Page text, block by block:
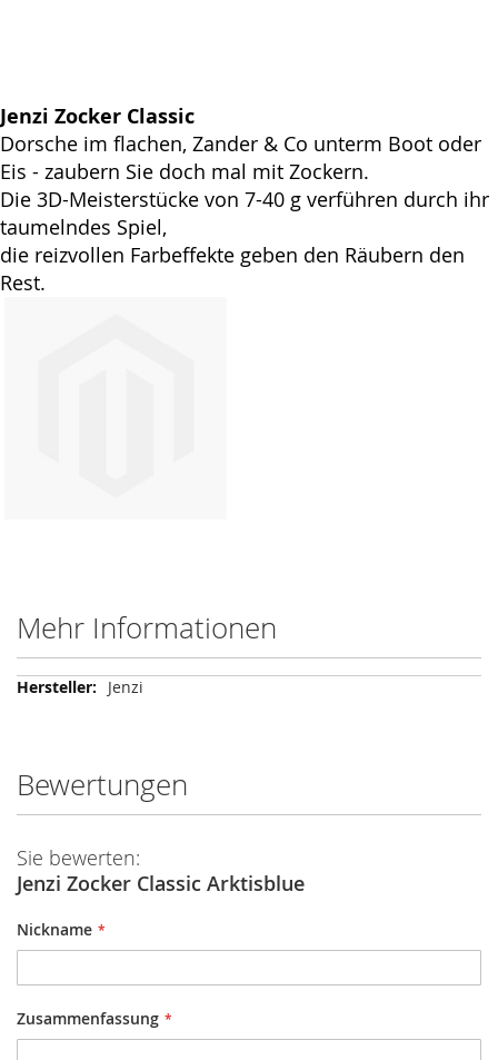
Jenzi Zocker Classic
Dorsche im flachen, Zander & Co unterm Boot oder
Eis - zaubern Sie doch mal mit Zockern.
Die 3D-Meisterstücke von 7-40 g verführen durch ihr
taumelndes Spiel,
die reizvollen Farbeffekte geben den Räubern den
Rest.
Mehr Informationen
Mehr
Jenzi
Bewertungen
Sie bewerten:
Jenzi Zocker Classic Arktisblue
Nickname
Zusammenfassung